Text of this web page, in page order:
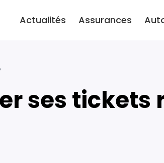
Actualités Assurances
ses